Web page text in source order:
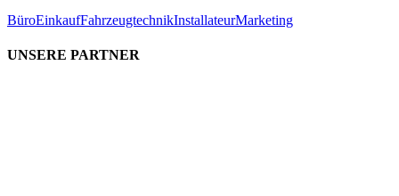
BüroEinkaufFahrzeugtechnikInstallateurMarketing
UNSERE PARTNER